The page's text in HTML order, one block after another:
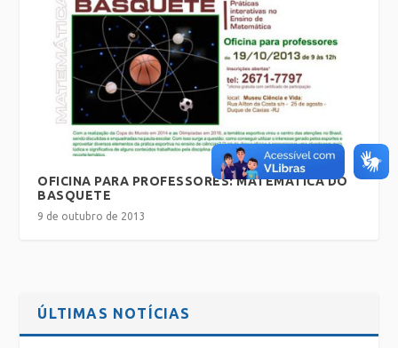
OFICINA PARA PROFESSORES: MATEMÁTICA DO
BASQUETE
9 de outubro de 2013
ÚLTIMAS NOTÍCIAS